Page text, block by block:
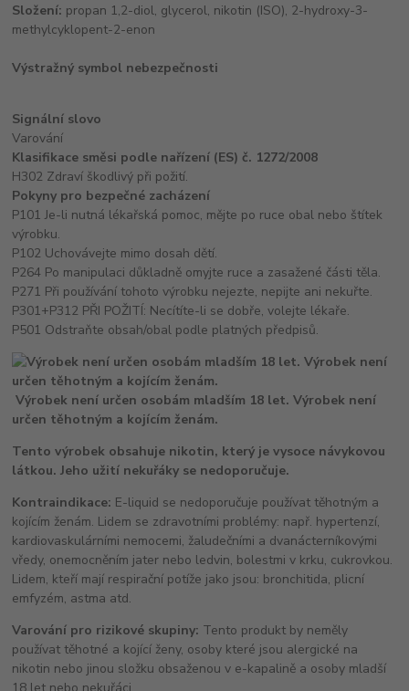
Složení: propan 1,2-diol, glycerol, nikotin (ISO), 2-hydroxy-3-
methylcyklopent-2-enon
Výstražný symbol nebezpečnosti
Signální slovo
Varování
Klasifikace směsi podle nařízení (ES) č. 1272/2008
H302 Zdraví škodlivý při požití.
Pokyny pro bezpečné zacházení
P101 Je-li nutná lékařská pomoc, mějte po ruce obal nebo štítek
výrobku.
P102 Uchovávejte mimo dosah dětí.
P264 Po manipulaci důkladně omyjte ruce a zasažené části těla.
P271 Při používání tohoto výrobku nejezte, nepijte ani nekuřte.
P301+P312 PŘI POŽITÍ: Necítíte-li se dobře, volejte lékaře.
P501 Odstraňte obsah/obal podle platných předpisů.
Výrobek není určen osobám mladším 18 let. Výrobek není
určen těhotným a kojícím ženám.
Tento výrobek obsahuje nikotin, který je vysoce návykovou
látkou. Jeho užití nekuřáky se nedoporučuje.
Kontraindikace: E-liquid se nedoporučuje používat těhotným a
kojícím ženám. Lidem se zdravotními problémy: např. hypertenzí,
kardiovaskulárními nemocemi, žaludečními a dvanácterníkovými
vředy, onemocněním jater nebo ledvin, bolestmi v krku, cukrovkou.
Lidem, kteří mají respirační potíže jako jsou: bronchitida, plicní
emfyzém, astma atd.
Varování pro rizikové skupiny: Tento produkt by neměly
používat těhotné a kojící ženy, osoby které jsou alergické na
nikotin nebo jinou složku obsaženou v e-kapalině a osoby mladší
18 let nebo nekuřáci.